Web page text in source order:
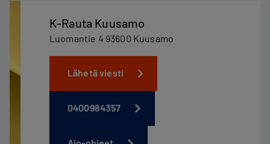
K-Rauta Kuusamo
Luomantie 4 93600 Kuusamo
Lähetä viesti
0400984357